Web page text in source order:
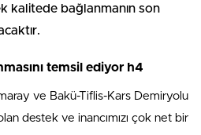
kalitede bağlanmanın son
temsil ediyor h4
ve Bakü-Tiflis-Kars Demiryolu
destek ve inancımızı çok net bir